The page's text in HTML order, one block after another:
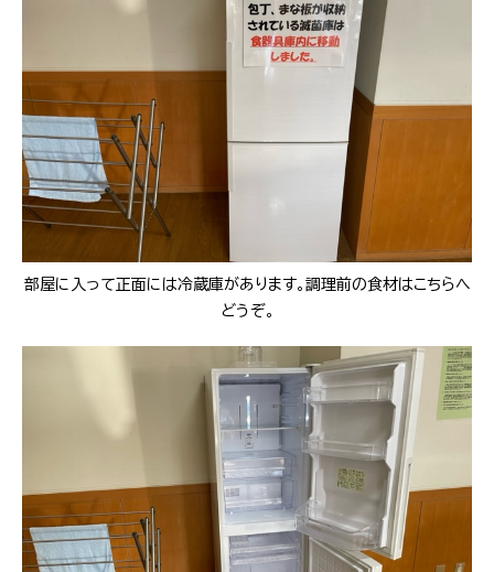
部屋に入って正面には冷蔵庫があります。調理前の食材はこちらへ
どうぞ。